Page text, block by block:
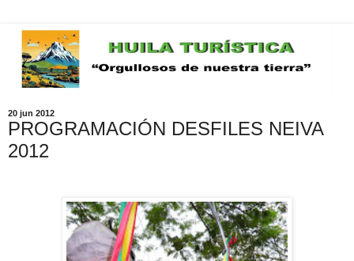
20 jun 2012
PROGRAMACIÓN DESFILES NEIVA
2012